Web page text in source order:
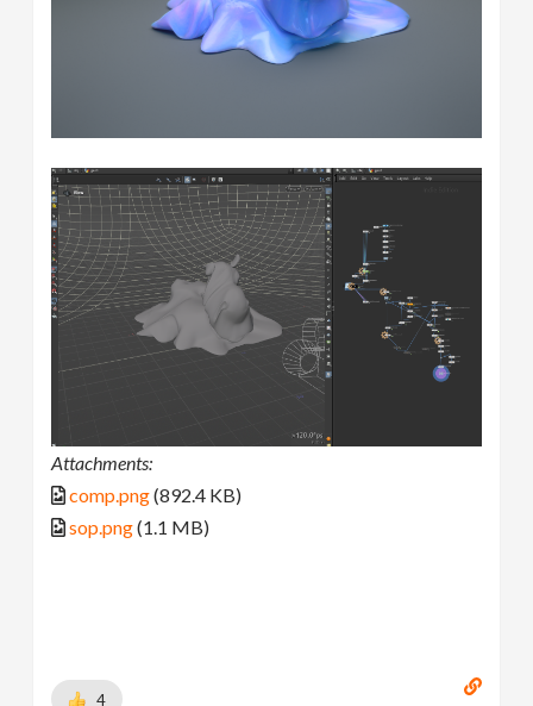
Attachments:
comp.png(892.4 KB)
sop.png(1.1 MB)
4